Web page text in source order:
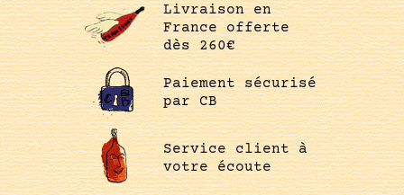
Livraison en
France offerte
dès 260€
Paiement sécurisé
par CB
Service client à
votre écoute